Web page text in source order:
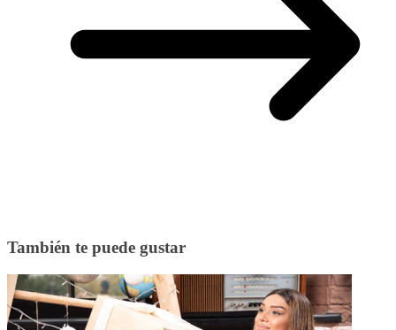
También te puede gustar